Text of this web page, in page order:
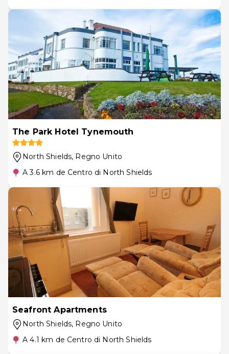
The Park Hotel Tynemouth
North Shields, Regno Unito
A 3.6 km de Centro di North Shields
Seafront Apartments
North Shields, Regno Unito
A 4.1 km de Centro di North Shields